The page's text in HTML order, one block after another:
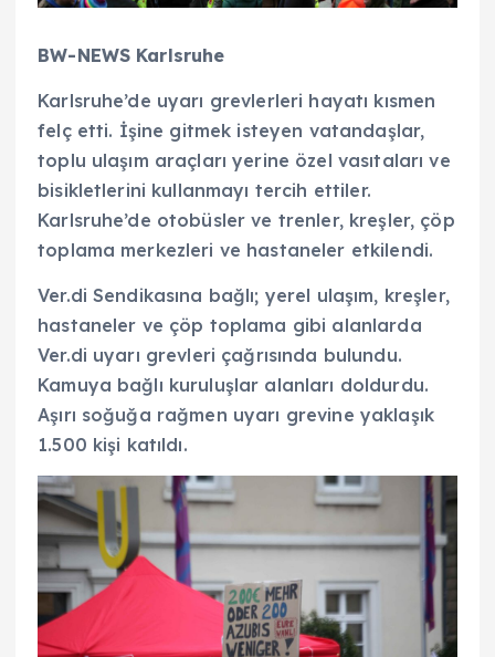
BW-NEWS Karlsruhe
Karlsruhe’de uyarı grevlerleri hayatı kısmen
felç etti. İşine gitmek isteyen vatandaşlar,
toplu ulaşım araçları yerine özel vasıtaları ve
bisikletlerini kullanmayı tercih ettiler.
Karlsruhe’de otobüsler ve trenler, kreşler, çöp
toplama merkezleri ve hastaneler etkilendi.
Ver.di Sendikasına bağlı; yerel ulaşım, kreşler,
hastaneler ve çöp toplama gibi alanlarda
Ver.di uyarı grevleri çağrısında bulundu.
Kamuya bağlı kuruluşlar alanları doldurdu.
Aşırı soğuğa rağmen uyarı grevine yaklaşık
1.500 kişi katıldı.